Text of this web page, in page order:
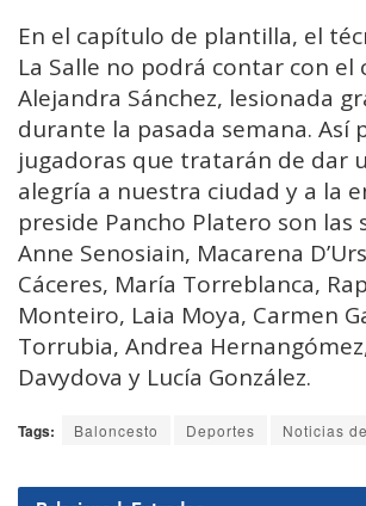
En el capítulo de plantilla, el
La Salle no podrá contar con el
Alejandra Sánchez, lesionada
durante la pasada semana. Así
jugadoras que tratarán de dar
alegría a nuestra ciudad y a la
preside Pancho Platero son las
Anne Senosiain, Macarena
Cáceres, María Torreblanca,
Monteiro, Laia Moya, Carmen
Torrubia, Andrea
Davydova y Lucía González.
Tags: Baloncesto Deportes Noticias